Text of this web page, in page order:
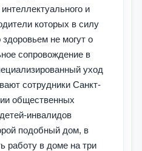
и
которых в силу
не могут о
сопровождение в
уход
сотрудники Санкт-
общественных
инвалидов
подобный дом, в
работу в доме на три